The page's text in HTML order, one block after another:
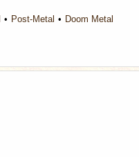
Post-Metal
Doom Metal